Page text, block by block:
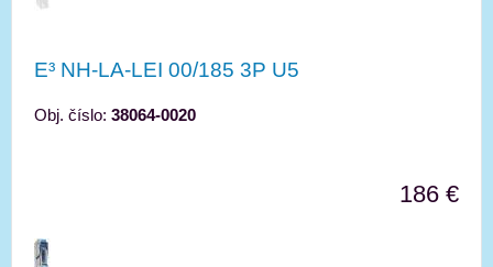
E³ NH-LA-LEI 00/185 3P U5
Obj. číslo: 38064-0020
186 €